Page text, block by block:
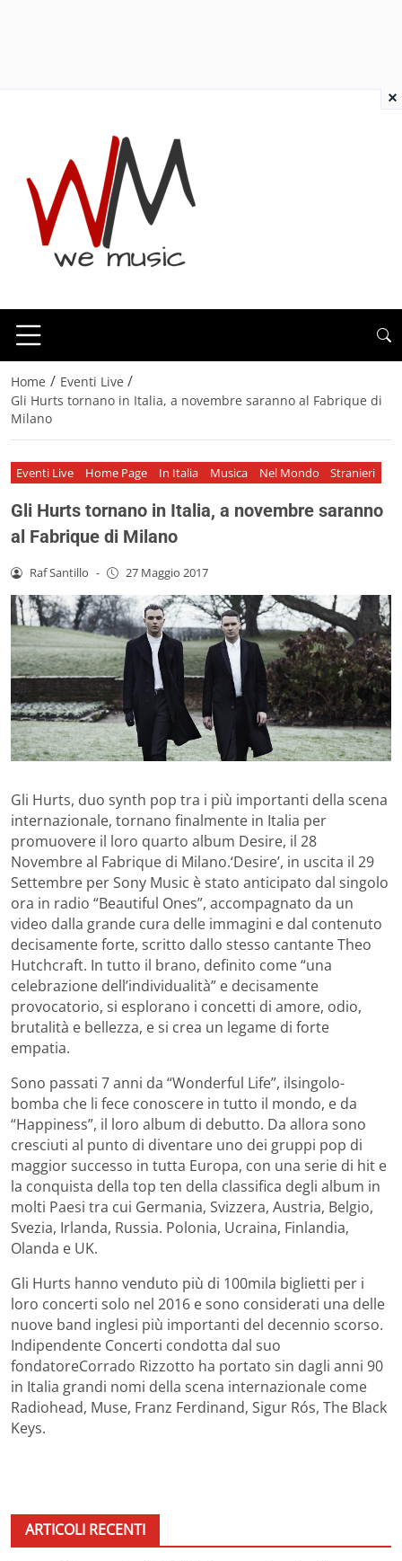
Home / Eventi Live /
Gli Hurts tornano in Italia, a novembre saranno al Fabrique di
Milano
Eventi Live Home Page In Italia Musica Nel Mondo Stranieri
Gli Hurts tornano in Italia, a novembre saranno
al Fabrique di Milano
Raf Santillo - 27 Maggio 2017
Gli Hurts, duo synth pop tra i più importanti della scena
internazionale, tornano finalmente in Italia per
promuovere il loro quarto album Desire, il 28
Novembre al Fabrique di Milano.‘Desire’, in uscita il 29
Settembre per Sony Music è stato anticipato dal singolo
ora in radio “Beautiful Ones”, accompagnato da un
video dalla grande cura delle immagini e dal contenuto
decisamente forte, scritto dallo stesso cantante Theo
Hutchcraft. In tutto il brano, definito come “una
celebrazione dell’individualità” e decisamente
provocatorio, si esplorano i concetti di amore, odio,
brutalità e bellezza, e si crea un legame di forte
empatia.
Sono passati 7 anni da “Wonderful Life”, ilsingolo-
bomba che li fece conoscere in tutto il mondo, e da
“Happiness”, il loro album di debutto. Da allora sono
cresciuti al punto di diventare uno dei gruppi pop di
maggior successo in tutta Europa, con una serie di hit e
la conquista della top ten della classifica degli album in
molti Paesi tra cui Germania, Svizzera, Austria, Belgio,
Svezia, Irlanda, Russia. Polonia, Ucraina, Finlandia,
Olanda e UK.
Gli Hurts hanno venduto più di 100mila biglietti per i
loro concerti solo nel 2016 e sono considerati una delle
nuove band inglesi più importanti del decennio scorso.
Indipendente Concerti condotta dal suo
fondatoreCorrado Rizzotto ha portato sin dagli anni 90
in Italia grandi nomi della scena internazionale come
Radiohead, Muse, Franz Ferdinand, Sigur Rós, The Black
Keys.
ARTICOLI RECENTI
×